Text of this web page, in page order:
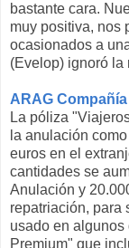
bastante cara.
muy positiva, nos
ocasionados a
(Evelop) ignoró la
ARAG
La póliza
la anulación
euros en el
cantidades se
Anulación y
repatriación, para
usado en
Premium" que